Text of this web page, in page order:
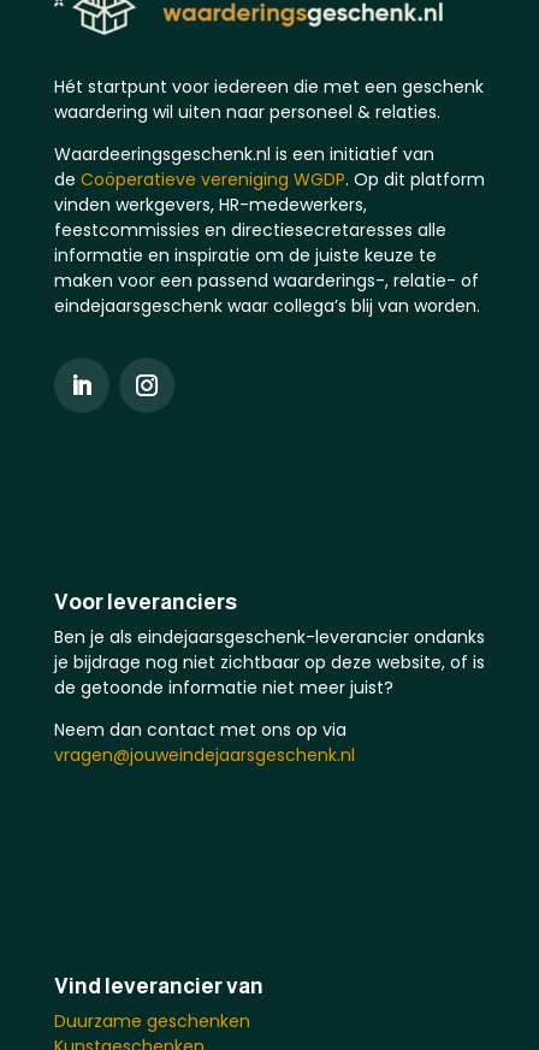
Hét startpunt voor iedereen die met een geschenk
waardering wil uiten naar personeel & relaties.
Waardeeringsgeschenk.nl is een initiatief van
de Coöperatieve vereniging WGDP. Op dit platform
vinden werkgevers, HR-medewerkers,
feestcommissies en directiesecretaresses alle
informatie en inspiratie om de juiste keuze te
maken voor een passend waarderings-, relatie- of
eindejaarsgeschenk waar collega’s blij van worden.
Voor leveranciers
Ben je als eindejaarsgeschenk-leverancier ondanks
je bijdrage nog niet zichtbaar op deze website, of is
de getoonde informatie niet meer juist?
Neem dan contact met ons op via
vragen@jouweindejaarsgeschenk.nl
Vind leverancier van
Duurzame geschenken